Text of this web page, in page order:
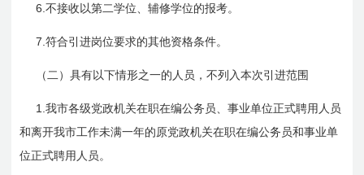
6.不接收以第二学位、辅修学位的报考。
7.符合引进岗位要求的其他资格条件。
（二）具有以下情形之一的人员，不列入本次引进范围
1.我市各级党政机关在职在编公务员、事业单位正式聘用人员
和离开我市工作未满一年的原党政机关在职在编公务员和事业单
位正式聘用人员。